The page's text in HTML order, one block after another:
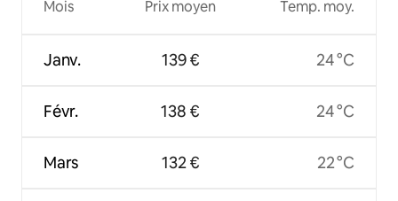
Mois
Janv.
Févr.
Mars
Prix moyen
139 €
138 €
132 €
Temp. moy.
24 °C
24 °C
22 °C